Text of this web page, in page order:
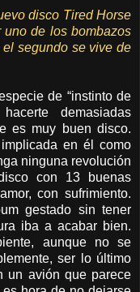
disco Tired Horse
uno de los bombazos
segundo se vive de
de “instinto de
demasiadas
es muy buen disco.
en él como
ninguna revolución
con 13 buenas
con sufrimiento.
gestado sin tener
iba a acabar bien.
aunque no se
ser lo último
un avión que parece